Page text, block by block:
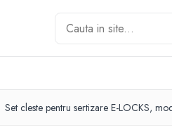
Set cleste pentru sertizare E-LOCKS,